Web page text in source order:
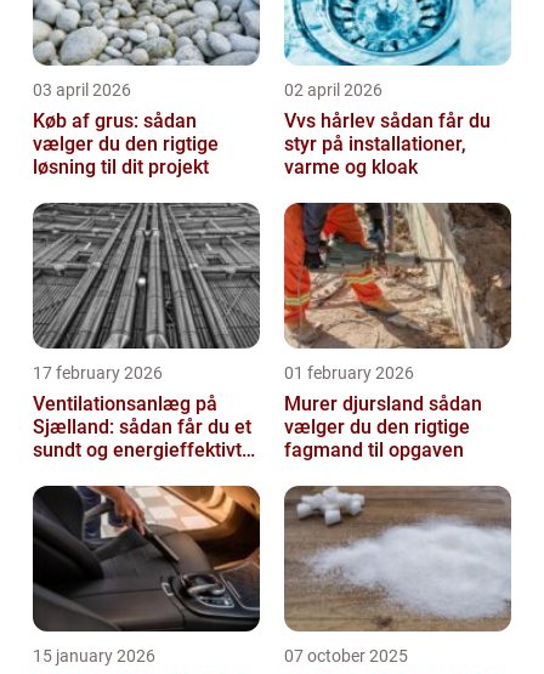
03 april 2026
Køb af grus: sådan
vælger du den rigtige
løsning til dit projekt
02 april 2026
Vvs hårlev sådan får du
styr på installationer,
varme og kloak
17 february 2026
Ventilationsanlæg på
Sjælland: sådan får du et
sundt og energieffektivt
01 february 2026
Murer djursland sådan
vælger du den rigtige
fagmand til opgaven
15 january 2026 07 october 2025